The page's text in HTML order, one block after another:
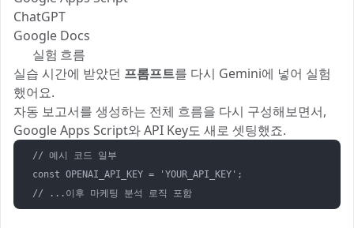
ChatGPT
Google Docs
🔁 실험 흐름
실습 시간에 받았던 프롬프트를 다시 Gemini에 넣어 실험
했어요.
자동 보고서를 생성하는 전체 흐름을 다시 구성해보면서,
Google Apps Script와 API Key도 새로 셋팅했죠.
// 예시 코드 일부
const OPENAI_API_KEY = 'YOUR_API_KEY';